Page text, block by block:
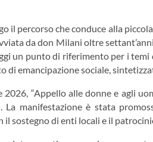
il percorso che conduce alla
da don Milani oltre
un punto di riferimento per i temi
di emancipazione sociale,
2026, “Appello alle donne e agli
La manifestazione è stata
il sostegno di enti locali e il